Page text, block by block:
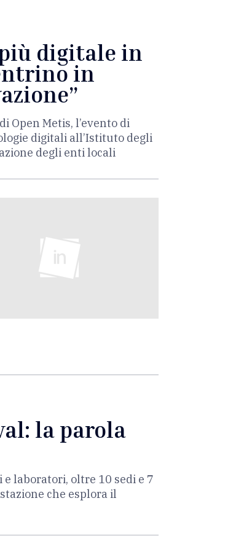
digitale in
in
Open Metis, l’evento di
digitali all’Istituto degli
degli enti locali
la parola
laboratori, oltre 10 sedi e 7
che esplora il